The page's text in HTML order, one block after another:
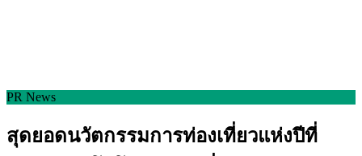
PR News
สุดยอดนวัตกรรมการท่องเที่ยวแห่งปีที่